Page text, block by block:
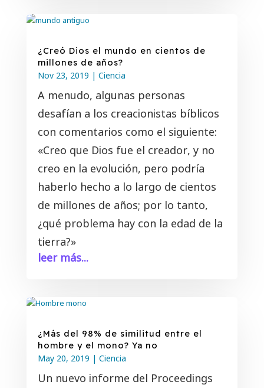
¿Creó Dios el mundo en cientos de
millones de años?
Nov 23, 2019 | Ciencia
A menudo, algunas personas
desafían a los creacionistas bíblicos
con comentarios como el siguiente:
«Creo que Dios fue el creador, y no
creo en la evolución, pero podría
haberlo hecho a lo largo de cientos
de millones de años; por lo tanto,
¿qué problema hay con la edad de la
tierra?»
leer más...
¿Más del 98% de similitud entre el
hombre y el mono? Ya no
May 20, 2019 | Ciencia
Un nuevo informe del Proceedings